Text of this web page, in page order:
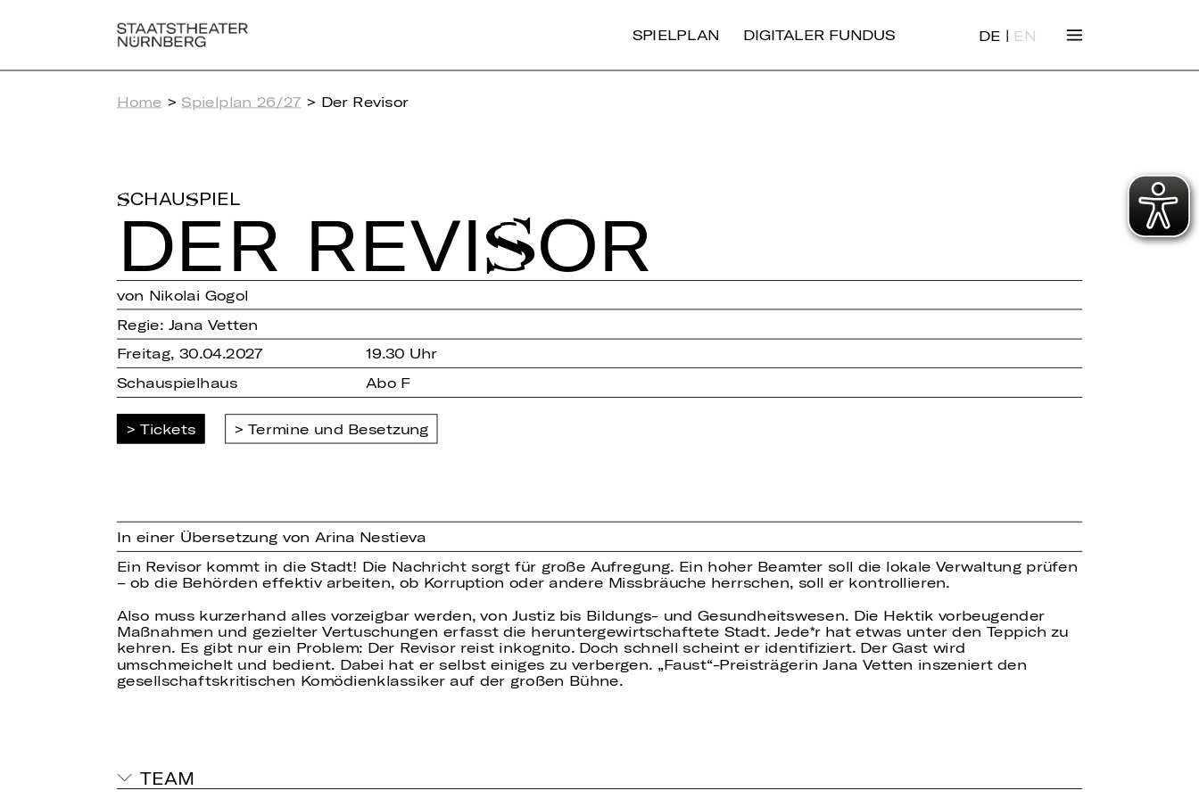
SPIELPLAN DIGITALER FUNDUS DE | EN
Home > Spielplan 26/27 > Der Revisor
SCHAUSPIEL
DER RE­VI­SOR
von Nikolai Gogol
Regie: Jana Vetten
Freitag, 30.04.2027
19.30 Uhr
Schauspielhaus
Abo F
Tickets Termine und Besetzung
In einer Übersetzung von Arina Nestieva
Ein Revisor kommt in die Stadt! Die Nachricht sorgt für große Aufregung. Ein hoher Beamter soll die lokale Verwaltung prüfen
– ob die Behörden effektiv arbeiten, ob Korruption oder andere Missbräuche herrschen, soll er kontrollieren.
Also muss kurzerhand alles vorzeigbar werden, von Justiz bis Bildungs- und Gesundheitswesen. Die Hektik vorbeugender
Maßnahmen und gezielter Vertuschungen erfasst die heruntergewirtschaftete Stadt. Jede*r hat etwas unter den Teppich zu
kehren. Es gibt nur ein Problem: Der Revisor reist inkognito. Doch schnell scheint er identifiziert. Der Gast wird
umschmeichelt und bedient. Dabei hat er selbst einiges zu verbergen. „Faust“-Preisträgerin Jana Vetten inszeniert den
gesellschaftskritischen Komödienklassiker auf der großen Bühne.
TEAM